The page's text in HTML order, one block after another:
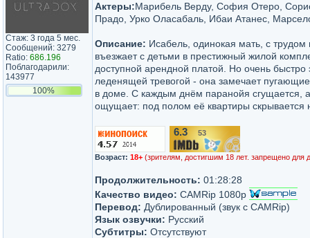
Стаж: 3 года 5 мес.
Сообщений: 3279
Ratio: 686.196
Поблагодарили:
143977
100%
Актеры:Марибель Верду, София Отеро,
Прадо, Урко Оласабаль, Ибаи Атанес,
Описание: Исабель, одинокая мать, с трудом
въезжает с детьми в престижный жилой
доступной арендной платой. Но очень
леденящей тревогой - она замечает
в доме. С каждым днём паранойя сгущается,
ощущает: под полом её квартиры скрывается
6.3 53
Возраст: 18+ (зрителям, достигшим 18 лет. запрещено для
Продолжительность: 01:28:28
Качество видео: CAMRip 1080p
Перевод: Дублированный (звук с CAMRip)
Язык озвучки: Русский
Субтитры: Отсутствуют